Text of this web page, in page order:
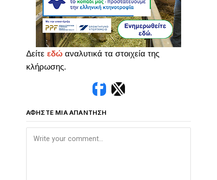
Δείτε εδώαναλυτικά τα στοιχεία της
κλήρωσης.
ΑΦΉΣΤΕ ΜΙΑ ΑΠΆΝΤΗΣΗ